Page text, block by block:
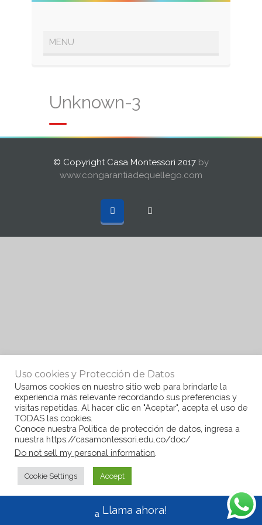
Unknown-3
© Copyright Casa Montessori 2017 by
www.congarantiadequellego.com
Uso cookies y Protección de Datos
Usamos cookies en nuestro sitio web para brindarle la
experiencia más relevante recordando sus preferencias y
visitas repetidas. Al hacer clic en "Aceptar", acepta el uso de
TODAS las cookies.
Conoce nuestra Politica de protección de datos, ingresa a
nuestra https://casamontessori.edu.co/doc/
Do not sell my personal information
Cookie Settings Accept
Llama ahora!